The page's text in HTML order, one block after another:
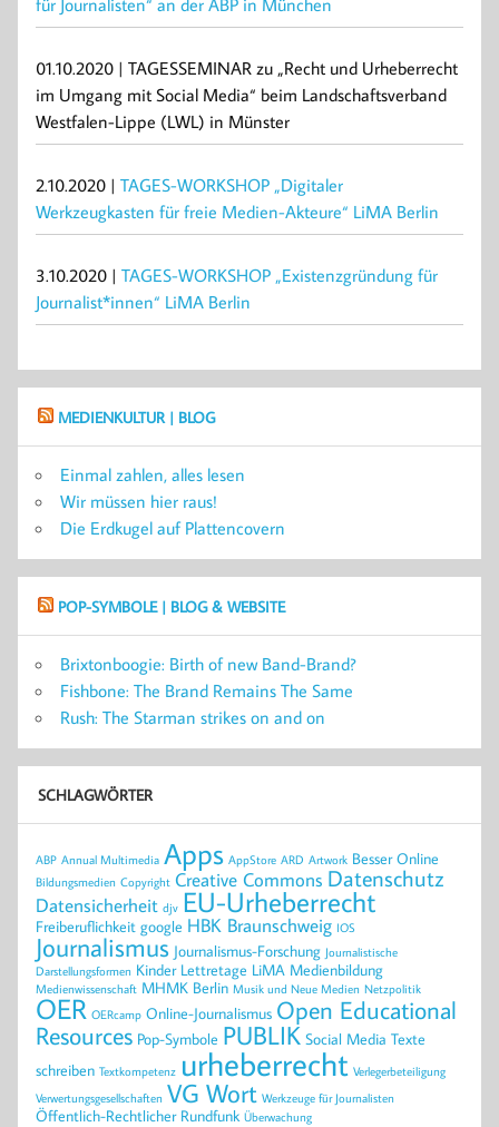
für Journalisten“ an der ABP in München
01.10.2020 | TAGESSEMINAR zu „Recht und Urheberrecht
im Umgang mit Social Media“ beim Landschaftsverband
Westfalen-Lippe (LWL) in Münster
2.10.2020 | TAGES-WORKSHOP „Digitaler
Werkzeugkasten für freie Medien-Akteure“ LiMA Berlin
3.10.2020 | TAGES-WORKSHOP „Existenzgründung für
Journalist*innen“ LiMA Berlin
MEDIENKULTUR | BLOG
Einmal zahlen, alles lesen
Wir müssen hier raus!
Die Erdkugel auf Plattencovern
POP-SYMBOLE | BLOG & WEBSITE
Brixtonboogie: Birth of new Band-Brand?
Fishbone: The Brand Remains The Same
Rush: The Starman strikes on and on
SCHLAGWÖRTER
ABP Annual Multimedia Apps AppStore ARD Artwork Besser Online
Bildungsmedien Copyright Creative Commons Datenschutz
Datensicherheit djv EU-Urheberrecht
Freiberuflichkeit google HBK Braunschweig IOS
Journalismus Journalismus-Forschung Journalistische
Darstellungsformen Kinder Lettretage LiMA Medienbildung
Medienwissenschaft MHMK Berlin Musik und Neue Medien Netzpolitik
OER OERcamp Online-Journalismus Open Educational
Resources Pop-Symbole PUBLIK Social Media Texte
schreiben Textkompetenz urheberrecht Verlegerbeteiligung
Verwertungsgesellschaften VG Wort Werkzeuge für Journalisten
Öffentlich-Rechtlicher Rundfunk Überwachung